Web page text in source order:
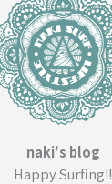
naki's blog
Happy Surfing!!